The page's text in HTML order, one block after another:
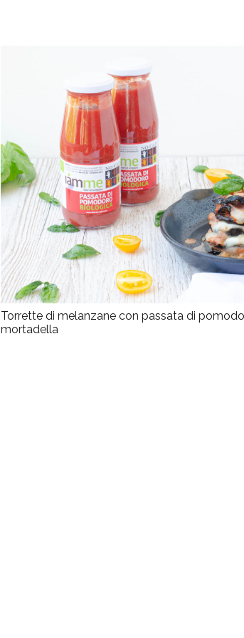
Torrette di melanzane con passata di
mortadella